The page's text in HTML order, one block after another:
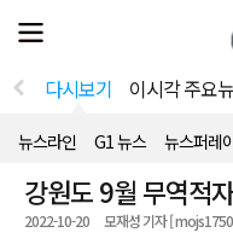
전
체
뉴
열
다시보기 이시각 주요
뉴스라인 G1 뉴스 뉴스퍼레
강원도 9월 무역적
2022-10-20 모재성 기자 [